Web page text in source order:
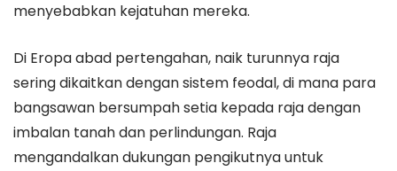
menyebabkan kejatuhan mereka.
Di Eropa abad pertengahan, naik turunnya raja
sering dikaitkan dengan sistem feodal, di mana para
bangsawan bersumpah setia kepada raja dengan
imbalan tanah dan perlindungan. Raja
mengandalkan dukungan pengikutnya untuk